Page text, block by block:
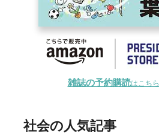
雑誌の予約購読はこちら
社会の人気記事